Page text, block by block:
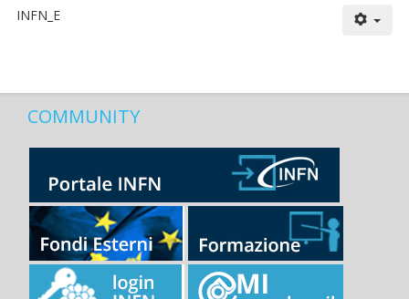
INFN_E
COMMUNITY